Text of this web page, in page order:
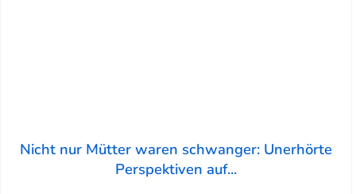
Nicht nur Mütter waren schwanger: Unerhörte
Perspektiven auf...